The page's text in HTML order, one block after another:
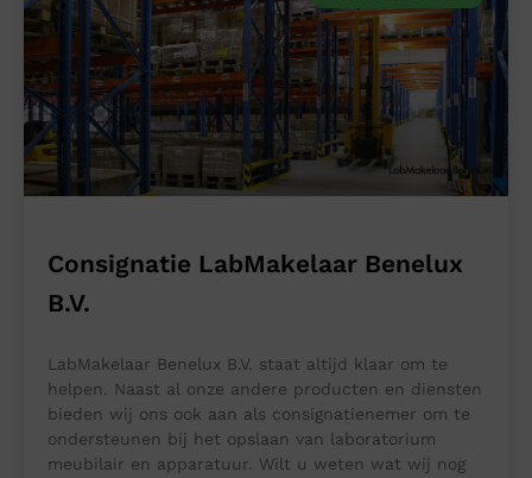
Consignatie LabMakelaar Benelux
B.V.
LabMakelaar Benelux B.V. staat altijd klaar om te
helpen. Naast al onze andere producten en diensten
bieden wij ons ook aan als consignatienemer om te
ondersteunen bij het opslaan van laboratorium
meubilair en apparatuur. Wilt u weten wat wij nog